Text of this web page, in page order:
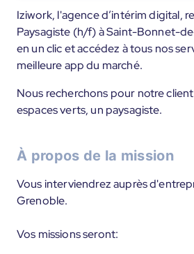
Iziwork, l'agence d’intérim digital,
Paysagiste (h/f) à Saint-Bonnet-
en un clic et accédez à tous nos
meilleure app du marché.
Nous recherchons pour notre client
espaces verts, un paysagiste.
À propos de la mission
Vous interviendrez auprès
Grenoble.
Vos missions seront: